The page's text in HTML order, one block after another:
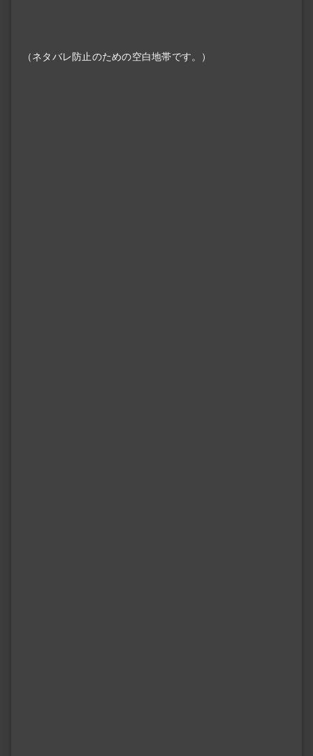
（ネタバレ防止のための空白地帯です。）